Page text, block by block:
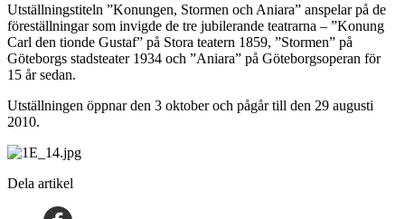
Utställningstiteln ”Konungen, Stormen och Aniara” anspelar på de
föreställningar som invigde de tre jubilerande teatrarna – ”Konung
Carl den tionde Gustaf” på Stora teatern 1859, ”Stormen” på
Göteborgs stadsteater 1934 och ”Aniara” på Göteborgsoperan för
15 år sedan.
Utställningen öppnar den 3 oktober och pågår till den 29 augusti
2010.
Dela artikel